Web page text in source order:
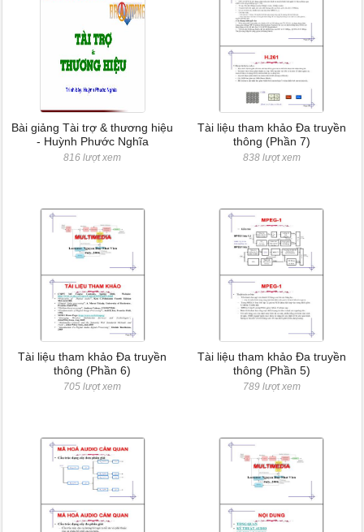
Bài giảng Tài trợ & thương hiệu
- Huỳnh Phước Nghĩa
816 lượt xem
Tài liệu tham khảo Đa truyền
thông (Phần 7)
838 lượt xem
Tài liệu tham khảo Đa truyền
thông (Phần 6)
705 lượt xem
Tài liệu tham khảo Đa truyền
thông (Phần 5)
789 lượt xem